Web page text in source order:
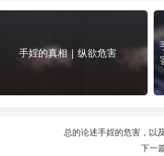
手婬的真相 | 纵欲危害
总的论述手婬的危害，以
下一